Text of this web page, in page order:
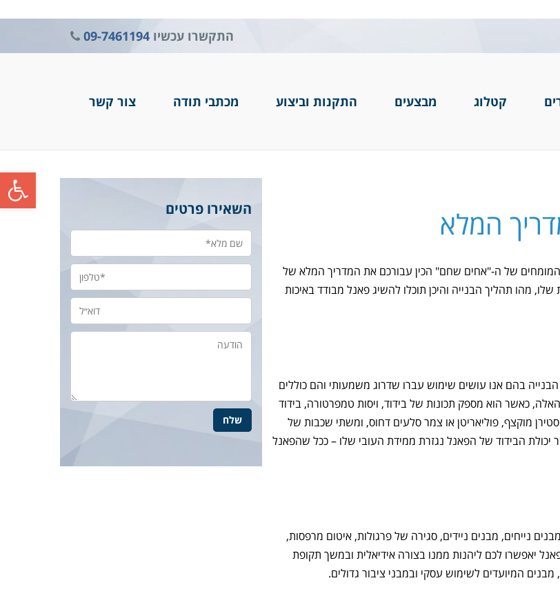
פתח
התקשרו עכשיו 09-7461194
קטלוג מבצעים התקנות וביצוע מכתבי תודה צור קשר
המלא
המומחים של ה-"אחים שחם" הכין עבורכם את המדריך המלא של
מהו תהליך הבנייה והיכן תוכלו להשיג פאנל מבודד באיכות
בהם אנו עושים שימוש עברו שדרוג משמעותי והם כוללים
כאשר הוא מספק תכונות של בידוד, ויסות טמפרטורה, בידוד
מוקצף, פוליאריטן או צמר סלעים דחוס, ומשתי שכבות של
עובי הפאנל נע בין 50 מ"מ ל-150 מ"מ, כאשר יכולת הבידוד של הפאנל נגזרת ממידת העובי שלו – ככל שהפאנל
נייחים, מבנים ניידים, סגירה של פרגולות, איטום מרפסות,
יאפשרו לכם ליהנות ממנו בצורה אידיאלית ובמשך תקופת
המיועדים לשימוש עסקי ובמבני ציבור גדולים.
השאירו פרטים